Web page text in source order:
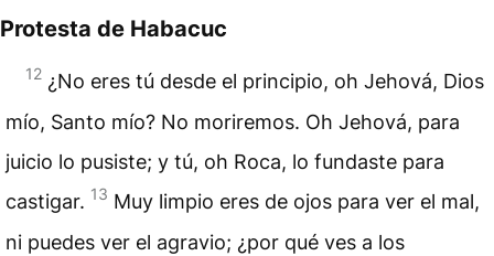
Protesta de Habacuc
12 ¿No eres tú desde el principio, oh Jehová, Dios
mío, Santo mío? No moriremos. Oh Jehová, para
juicio lo pusiste; y tú, oh Roca, lo fundaste para
castigar. 13 Muy limpio eres de ojos para ver el mal,
ni puedes ver el agravio; ¿por qué ves a los